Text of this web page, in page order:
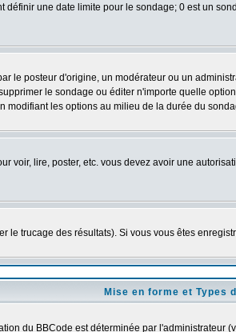
définir une date limite pour le sondage; 0 est un
le posteur d'origine, un modérateur ou un
le sondage ou éditer n'importe quelle
modifiant les options au milieu de la durée du
voir, lire, poster, etc. vous devez avoir une
trucage des résultats). Si vous vous êtes
Mise en forme et Types
du BBCode est déterminée par